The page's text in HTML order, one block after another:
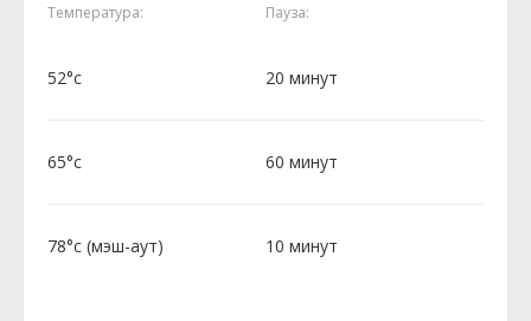
Температура: Пауза:
52°c 20 минут
65°c 60 минут
78°c (мэш-аут) 10 минут